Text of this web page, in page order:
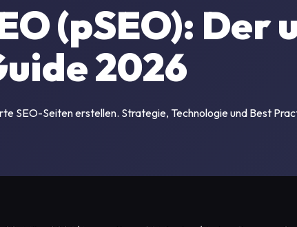
(pSEO):
2026
SEO-Seiten erstellen. Strategie, Technologie und Best